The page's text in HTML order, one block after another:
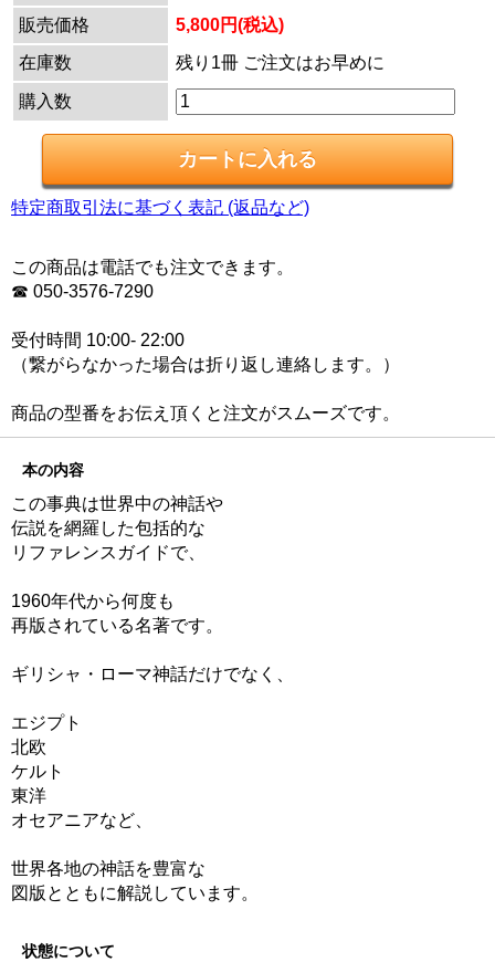
販売価格
5,800円(税込)
在庫数
残り1冊 ご注文はお早めに
購入数
特定商取引法に基づく表記 (返品など)
この商品は電話でも注文できます。
☎ 050-3576-7290
受付時間 10:00- 22:00
（繋がらなかった場合は折り返し連絡します。）
商品の型番をお伝え頂くと注文がスムーズです。
本の内容
この事典は世界中の神話や
伝説を網羅した包括的な
リファレンスガイドで、
1960年代から何度も
再版されている名著です。
ギリシャ・ローマ神話だけでなく、
エジプト
北欧
ケルト
東洋
オセアニアなど、
世界各地の神話を豊富な
図版とともに解説しています。
状態について